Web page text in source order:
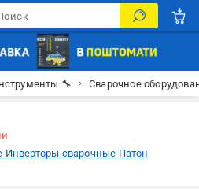
🔧 Сварочное
Инверторы сварочные Патон